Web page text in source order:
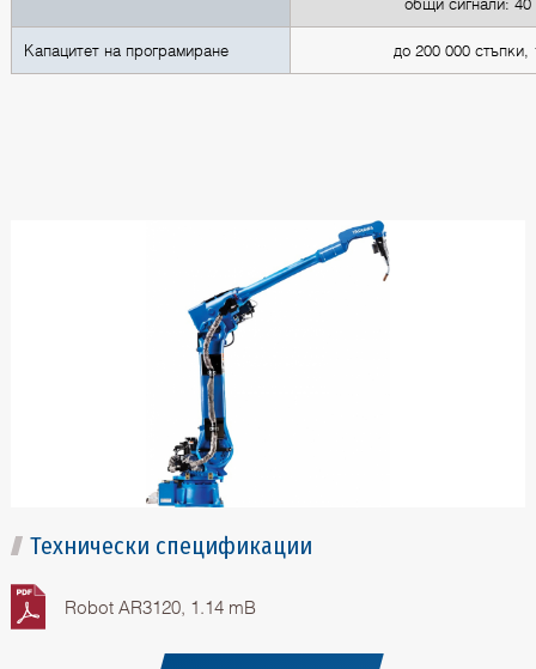
Капацитет на програмиране до 200 000 стъпки,
Технически спецификации
Robot AR3120, 1.14 mB